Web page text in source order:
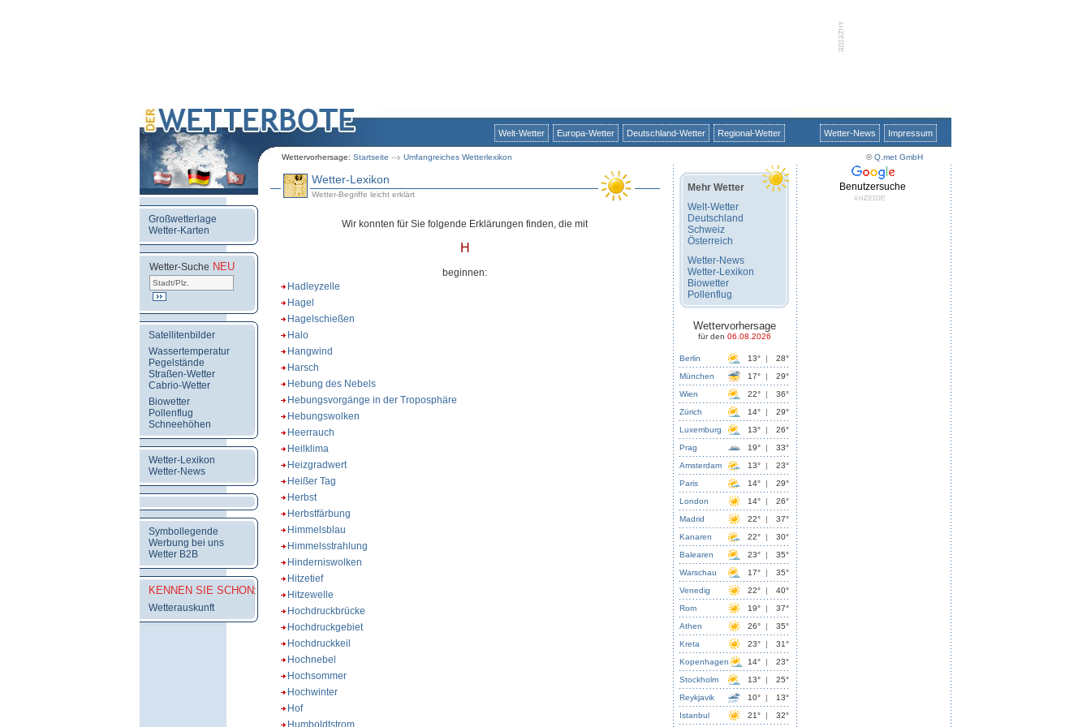
Welt-Wetter Europa-Wetter Deutschland-Wetter Regional-Wetter
Wettervorhersage: Startseite Umfangreiches Wetterlexikon
Wetter-News Impressum
©Q.met GmbH
Großwetterlage
Wetter-Karten
Wetter-Suche NEU
Satellitenbilder
Wassertemperatur
Pegelstände
Straßen-Wetter
Cabrio-Wetter
Biowetter
Pollenflug
Schneehöhen
Wetter-Lexikon
Wetter-News
Symbollegende
Werbung bei uns
Wetter B2B
KENNEN SIE SCHON:
Wetterauskunft
Wetter-Lexikon
Wetter-Begriffe leicht erklärt
Wir konnten für Sie folgende Erklärungen finden, die mit
H
beginnen:
Hadleyzelle
Hagel
Hagelschießen
Halo
Hangwind
Harsch
Hebung des Nebels
Hebungsvorgänge in der Troposphäre
Hebungswolken
Heerrauch
Heilklima
Heizgradwert
Heißer Tag
Herbst
Herbstfärbung
Himmelsblau
Himmelsstrahlung
Hinderniswolken
Hitzetief
Hitzewelle
Hochdruckbrücke
Hochdruckgebiet
Hochdruckkeil
Hochnebel
Hochsommer
Hochwinter
Hof
Humboldtstrom
Mehr Wetter
Welt-Wetter
Deutschland
Schweiz
Österreich
Wetter-News
Wetter-Lexikon
Biowetter
Pollenflug
Wettervorhersage
für den 06.08.2026
Berlin 13° |
28°
München
17° |
29°
Wien
22° |
36°
Zürich
14° |
29°
Luxemburg
13° |
26°
Prag
19° |
33°
Amsterdam
13° |
23°
Paris
14° |
29°
London
14° |
26°
Madrid
22° |
37°
Kanaren
22° |
30°
Balearen
23° |
35°
Warschau
17° |
35°
Venedig
22° |
40°
Rom
19° |
37°
Athen
26° |
35°
Kreta
23° |
31°
Kopenhagen
14° |
23°
Stockholm
13° |
25°
Reykjavik
10° |
13°
Istanbul
21° |
32°
Benutzersuche